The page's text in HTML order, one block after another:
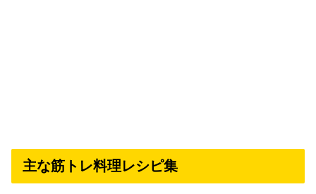
主な筋トレ料理レシピ集